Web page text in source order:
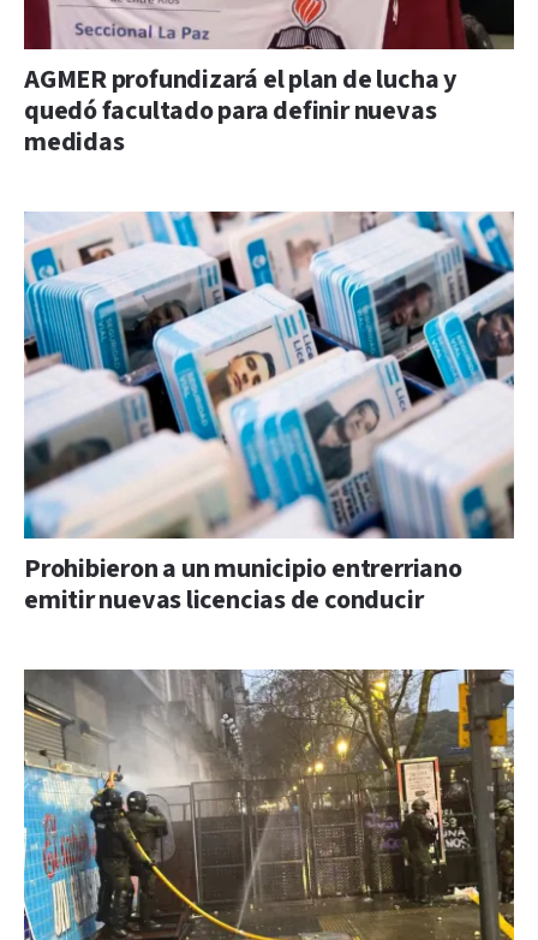
AGMER profundizará el plan de lucha y
quedó facultado para definir nuevas
medidas
Prohibieron a un municipio entrerriano
emitir nuevas licencias de conducir